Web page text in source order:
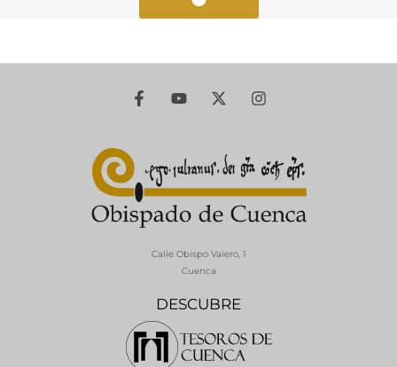
DESCUBRE
Calle Obispo Valero, 1
Cuenca